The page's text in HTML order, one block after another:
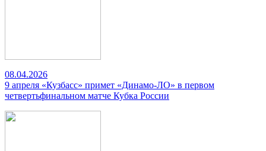
08.04.2026
9 апреля «Кузбасс» примет «Динамо-ЛО» в первом
четвертьфинальном матче Кубка России